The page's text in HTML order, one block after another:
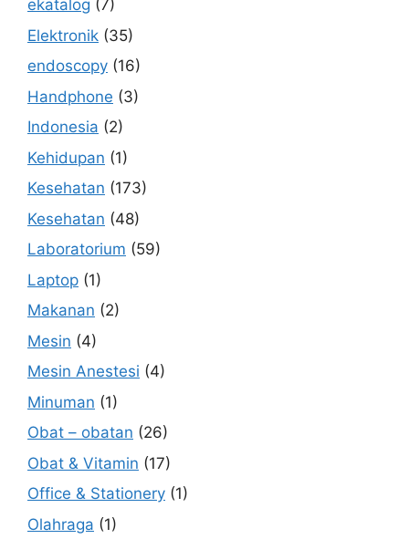
ekatalog (7)
Elektronik (35)
endoscopy (16)
Handphone (3)
Indonesia (2)
Kehidupan (1)
Kesehatan (173)
Kesehatan (48)
Laboratorium (59)
Laptop (1)
Makanan (2)
Mesin (4)
Mesin Anestesi (4)
Minuman (1)
Obat – obatan (26)
Obat & Vitamin (17)
Office & Stationery (1)
Olahraga (1)